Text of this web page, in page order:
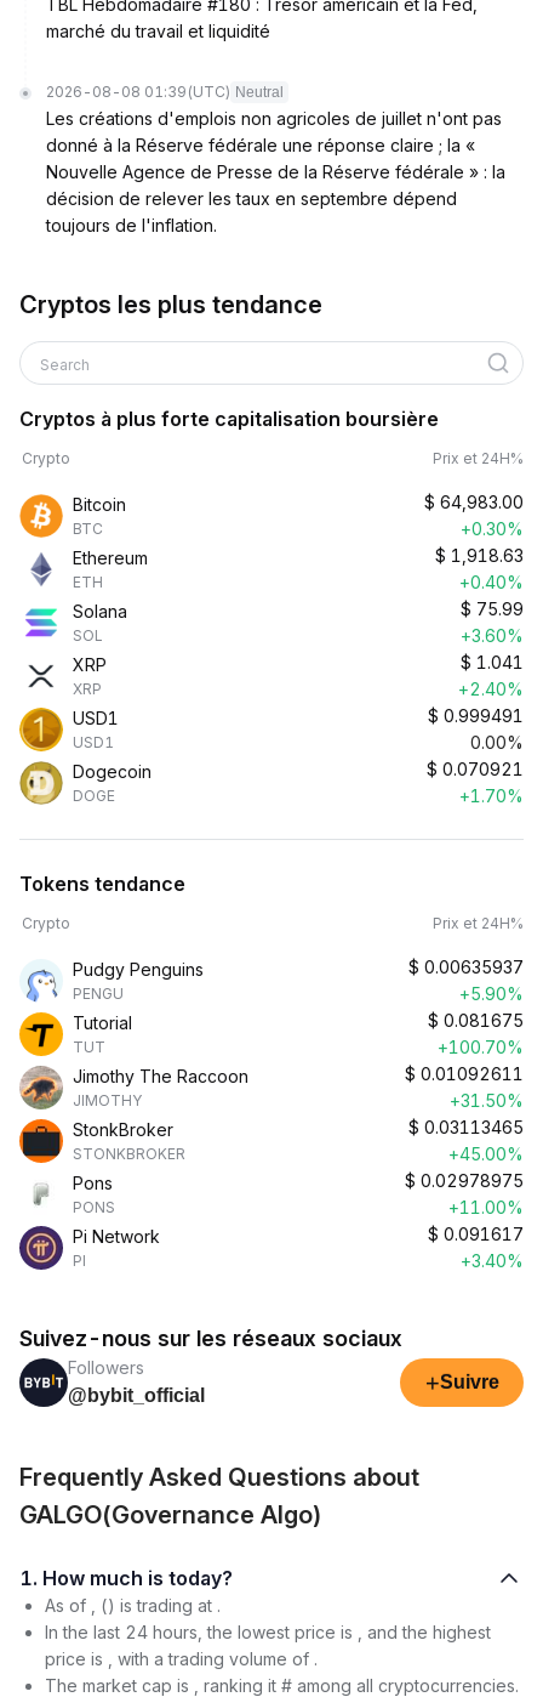
TBL Hebdomadaire #180 : Trésor américain et la Fed,
marché du travail et liquidité
2026-08-08 01:39 (UTC) Neutral
Les créations d'emplois non agricoles de juillet n'ont pas
donné à la Réserve fédérale une réponse claire ; la «
Nouvelle Agence de Presse de la Réserve fédérale » : la
décision de relever les taux en septembre dépend
toujours de l'inflation.
Cryptos les plus tendance
Search
Cryptos à plus forte capitalisation boursière
Crypto Prix et 24H%
Bitcoin
BTC
$ 64,983.00
+0.30%
Ethereum
ETH
$ 1,918.63
+0.40%
Solana
SOL
$ 75.99
+3.60%
XRP
XRP
$ 1.041
+2.40%
USD1
USD1
$ 0.999491
0.00%
Dogecoin
DOGE
$ 0.070921
+1.70%
Tokens tendance
Crypto Prix et 24H%
Pudgy Penguins
PENGU
$ 0.00635937
+5.90%
Tutorial
TUT
$ 0.081675
+100.70%
Jimothy The Raccoon
JIMOTHY
$ 0.01092611
+31.50%
StonkBroker
STONKBROKER
$ 0.03113465
+45.00%
Pons
PONS
$ 0.02978975
+11.00%
Pi Network
PI
$ 0.091617
+3.40%
Suivez-nous sur les réseaux sociaux
Followers
@bybit_official
+Suivre
Frequently Asked Questions about
GALGO(Governance Algo)
1. How much is today?
As of , () is trading at .
In the last 24 hours, the lowest price is , and the highest
price is , with a trading volume of .
The market cap is , ranking it # among all cryptocurrencies.